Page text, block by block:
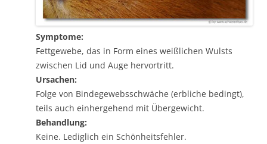
Symptome:
Fettgewebe, das in Form eines weißlichen Wulsts
zwischen Lid und Auge hervortritt.
Ursachen:
Folge von Bindegewebsschwäche (erbliche bedingt),
teils auch einhergehend mit Übergewicht.
Behandlung:
Keine. Lediglich ein Schönheitsfehler.